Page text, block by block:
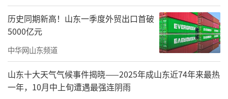
历史同期新高！山东一季度外贸出口首破
5000亿元
中华网山东频道
山东十大天气气候事件揭晓——2025年成山东近74年来最热
一年，10月中上旬遭遇最强连阴雨